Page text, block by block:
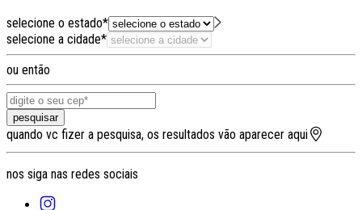
selecione o estado*
selecione a cidade*
ou então
pesquisar
quando vc fizer a pesquisa, os resultados vão aparecer aqui
nos siga nas redes sociais